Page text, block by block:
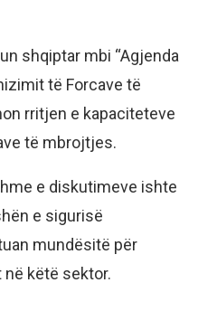
shqiptar mbi “Agjenda
të Forcave të
rritjen e kapaciteteve
të mbrojtjes.
e diskutimeve ishte
e sigurisë
mundësitë për
këtë sektor.